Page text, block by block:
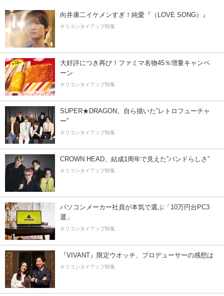
向井康二イケメンすぎ！純愛『（LOVE SONG）』
オリコンタイアップ特集
大好評につき再び！ファミマ名物45％増量キャンペ
ーン
オリコンタイアップ特集
SUPER★DRAGON、自ら描いた”レトロフューチャ
ー”
オリコンタイアップ特集
CROWN HEAD、結成1周年で見えた”バンドらしさ”
オリコンタイアップ特集
パソコンメーカー社員が本気で選ぶ「10万円台PC3
選」
オリコンタイアップ特集
『VIVANT』限定ウオッチ、プロデューサーの感想は
オリコンタイアップ特集